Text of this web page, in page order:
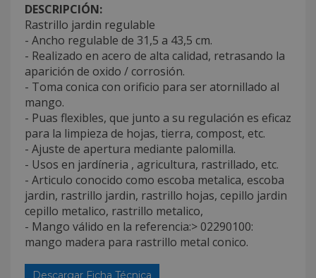
DESCRIPCIÓN:
Rastrillo jardin regulable
- Ancho regulable de 31,5 a 43,5 cm.
- Realizado en acero de alta calidad, retrasando la
aparición de oxido / corrosión.
- Toma conica con orificio para ser atornillado al
mango.
- Puas flexibles, que junto a su regulación es eficaz
para la limpieza de hojas, tierra, compost, etc.
- Ajuste de apertura mediante palomilla.
- Usos en jardíneria , agricultura, rastrillado, etc.
- Articulo conocido como escoba metalica, escoba
jardin, rastrillo jardin, rastrillo hojas, cepillo jardin
cepillo metalico, rastrillo metalico,
- Mango válido en la referencia:> 02290100:
mango madera para rastrillo metal conico.
Descargar Ficha Técnica